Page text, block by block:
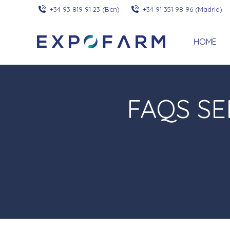
+34 93 819 91 23 (Bcn) +34 91 351 98 96 (Madrid)
HOME
FAQS